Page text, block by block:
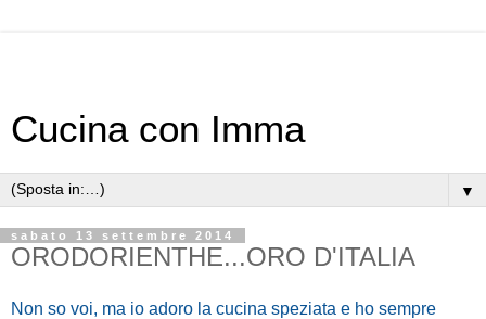
Cucina con Imma
▼
sabato 13 settembre 2014
ORODORIENTHE...ORO D'ITALIA
Non so voi, ma io adoro la cucina speziata e ho sempre